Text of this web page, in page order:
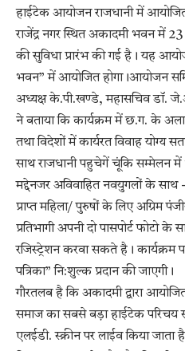
हाईटेक आयोजन राजधानी में
राजेंद्र नगर स्थित अकादमी भवन में
की सुविधा प्रारंभ की गई है। यह
भवन” में आयोजित होगा।आयोजन
अध्यक्ष के.पी.खण्डे, महासचिव डॉ.
ने बताया कि कार्यक्रम में छ.ग. के
तथा विदेशों में कार्यरत विवाह योग्य
साथ राजधानी पहुचेगें चूंकि सम्मेलन
मद्देनजर अविवाहित नवयुगलों के साथ
प्राप्त महिला/ पुरुषों के लिए अग्रिम
प्रतिभागी अपनी दो पासपोर्ट फोटो
रजिस्ट्रेशन करवा सकते है। कार्यक्रम
पत्रिका” नि:शुल्क प्रदान की जाएगी।
गौरतलब है कि अकादमी द्वारा
समाज का सबसे बड़ा हाईटेक परिचय
एलईडी. स्क्रीन पर लाईव किया